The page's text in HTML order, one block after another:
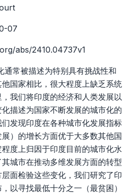
07
abs/2410.04737v1
通常被描述为特别具有挑战性和
国家相比，很大程度上缺乏系统
我们将印度的经济和人类发展以
描述为国家不断发展的城市化的
发现印度在各种城市化发展指标
展）的增长方面优于大多数其他国
度上归因于印度目前的城市化水
城市在推动多维发展方面的转型
面检验这些变化，我们研究了印
以寻找最低十分之一（最贫困）